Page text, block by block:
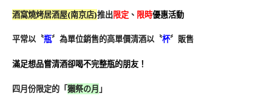
酒窩燒烤居酒屋(南京店)推出限定 、 限時優惠活動
平常以〝瓶〞為單位銷售的高單價清酒以〝杯〞販售
滿足想品嘗清酒卻喝不完整瓶的朋友！
四月份限定的「獺祭の月 」